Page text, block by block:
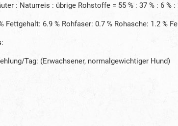
: Naturreis : übrige Rohstoffe = 55 % : 37 % : 6 % :
Fettgehalt: 6.9 % Rohfaser: 0.7 % Rohasche: 1.2 %
:
Tag: (Erwachsener, normalgewichtiger Hund)